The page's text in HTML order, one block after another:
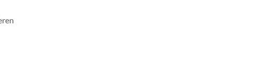
Teig auf einer bemehlten Arbeitsfläche noch einmal gut durchkneten, in 6
(oder mit dem eigenen Zeigefinger) kleine „Löcher“ in den Teig drücken,